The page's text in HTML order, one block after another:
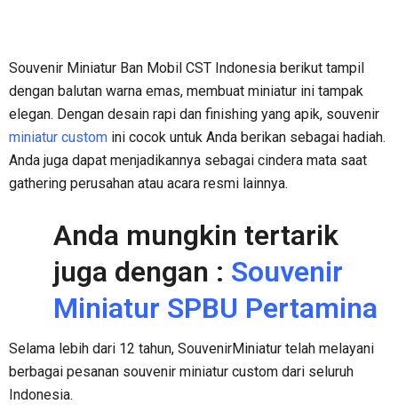
Souvenir Miniatur Ban Mobil CST Indonesia berikut tampil
dengan balutan warna emas, membuat miniatur ini tampak
elegan. Dengan desain rapi dan finishing yang apik, souvenir
miniatur custom ini cocok untuk Anda berikan sebagai hadiah.
Anda juga dapat menjadikannya sebagai cindera mata saat
gathering perusahan atau acara resmi lainnya.
Anda mungkin tertarik
juga dengan : Souvenir
Miniatur SPBU Pertamina
Selama lebih dari 12 tahun, SouvenirMiniatur telah melayani
berbagai pesanan souvenir miniatur custom dari seluruh
Indonesia.